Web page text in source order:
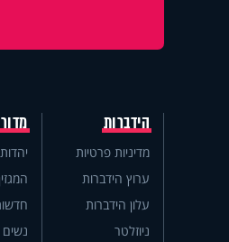
הידברות
מדיניות פרטיות
ערוץ הידברות
עלון הידברות
ניוזלטר
יהדות
נשים